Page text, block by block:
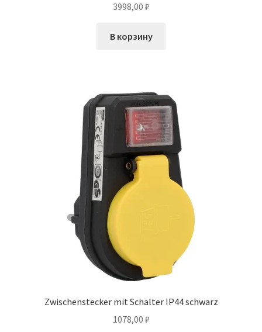
3998,00 ₽
В корзину
Zwischenstecker mit Schalter IP44 schwarz
1078,00 ₽